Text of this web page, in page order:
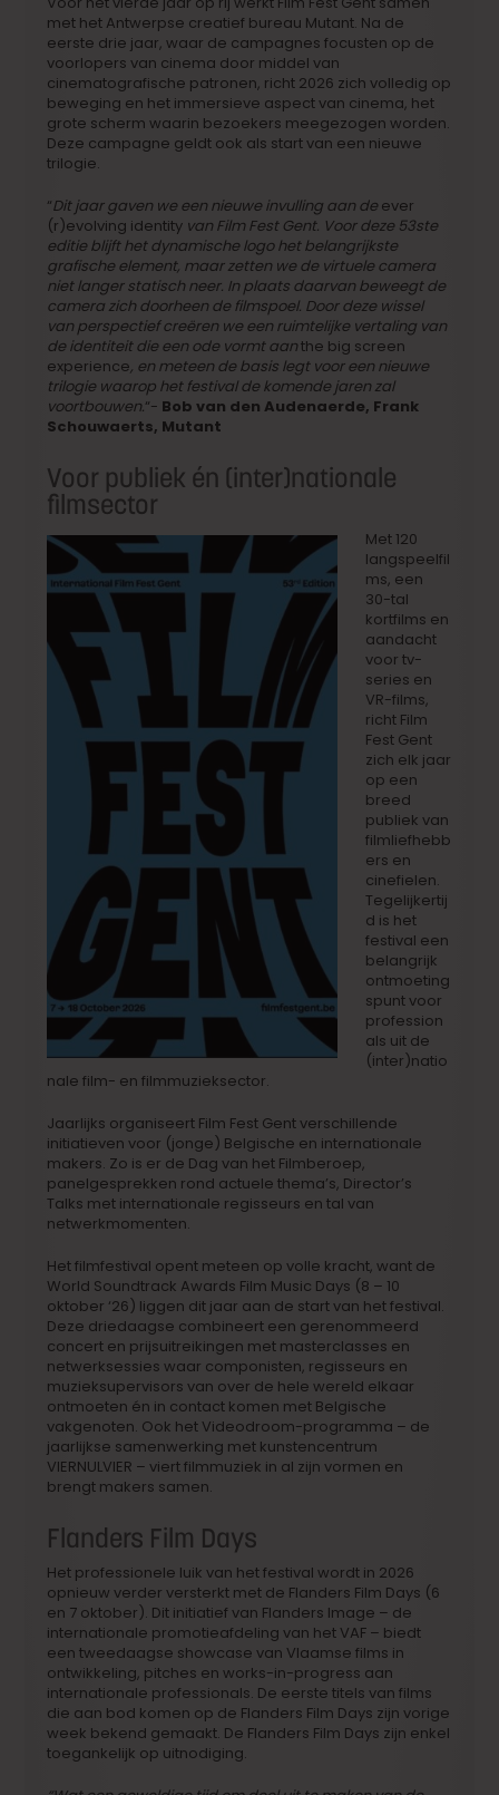
met het Antwerpse creatief bureau Mutant. Na de
eerste drie jaar, waar de campagnes focusten op de
voorlopers van cinema door middel van
cinematografische patronen, richt 2026 zich volledig op
beweging en het immersieve aspect van cinema, het
grote scherm waarin bezoekers meegezogen worden.
Deze campagne geldt ook als start van een nieuwe
trilogie.
“Dit jaar gaven we een nieuwe invulling aan de ever
(r)evolving identity van Film Fest Gent. Voor deze 53ste
editie blijft het dynamische logo het belangrijkste
grafische element, maar zetten we de virtuele camera
niet langer statisch neer. In plaats daarvan beweegt de
camera zich doorheen de filmspoel. Door deze wissel
van perspectief creëren we een ruimtelijke vertaling van
de identiteit die een ode vormt aanthe big screen
experience, en meteen de basis legt voor een nieuwe
trilogie waarop het festival de komende jaren zal
voortbouwen.“- Bob van den Audenaerde, Frank
Schouwaerts, Mutant
Voor publiek én (inter)nationale
filmsector
Met 120
langspeelfil
ms, een
30-tal
kortfilms en
aandacht
voor tv-
series en
VR-films,
richt Film
Fest Gent
zich elk jaar
op een
breed
publiek van
filmliefhebb
ers en
cinefielen.
Tegelijkertij
d is het
festival een
belangrijk
ontmoeting
spunt voor
profession
als uit de
(inter)natio
nale film- en filmmuzieksector.
Jaarlijks organiseert Film Fest Gent verschillende
initiatieven voor (jonge) Belgische en internationale
makers. Zo is er de Dag van het Filmberoep,
panelgesprekken rond actuele thema’s, Director’s
Talks met internationale regisseurs en tal van
netwerkmomenten.
Het filmfestival opent meteen op volle kracht, want de
World Soundtrack Awards Film Music Days (8 – 10
oktober ‘26) liggen dit jaar aan de start van het festival.
Deze driedaagse combineert een gerenommeerd
concert en prijsuitreikingen met masterclasses en
netwerksessies waar componisten, regisseurs en
muzieksupervisors van over de hele wereld elkaar
ontmoeten én in contact komen met Belgische
vakgenoten. Ook het Videodroom-programma – de
jaarlijkse samenwerking met kunstencentrum
VIERNULVIER – viert filmmuziek in al zijn vormen en
brengt makers samen.
Flanders Film Days
Het professionele luik van het festival wordt in 2026
opnieuw verder versterkt met de Flanders Film Days (6
en 7 oktober). Dit initiatief van Flanders Image – de
internationale promotieafdeling van het VAF – biedt
een tweedaagse showcase van Vlaamse films in
ontwikkeling, pitches en works-in-progress aan
internationale professionals. De eerste titels van films
die aan bod komen op de Flanders Film Days zijn vorige
week bekend gemaakt. De Flanders Film Days zijn enkel
toegankelijk op uitnodiging.